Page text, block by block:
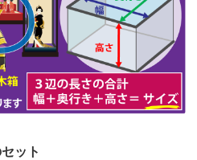
4年7月1日(金)
4年5月17日(火)
4年4月18日(月)
4年3月15日(火)
4年1月17日(月)
ット